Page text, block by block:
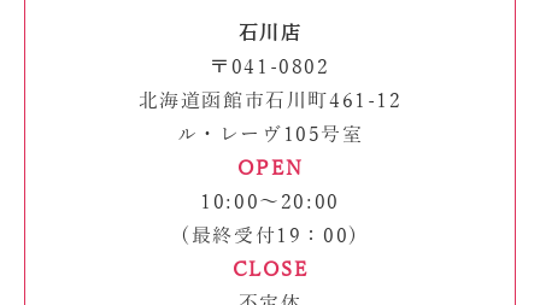
石川店
〒041-0802
北海道函館市石川町461-12
ル・レーヴ105号室
OPEN
10:00～20:00
(最終受付19：00)
CLOSE